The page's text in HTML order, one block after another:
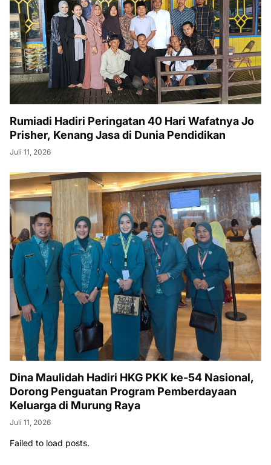
Rumiadi Hadiri Peringatan 40 Hari Wafatnya Jo
Prisher, Kenang Jasa di Dunia Pendidikan
Juli 11, 2026
Dina Maulidah Hadiri HKG PKK ke-54 Nasional,
Dorong Penguatan Program Pemberdayaan
Keluarga di Murung Raya
Juli 11, 2026
Failed to load posts.